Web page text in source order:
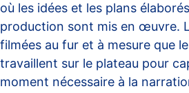
où les idées et les plans
production sont mis en œuvre.
filmées au fur et à mesure que
travaillent sur le plateau pour
moment nécessaire à la